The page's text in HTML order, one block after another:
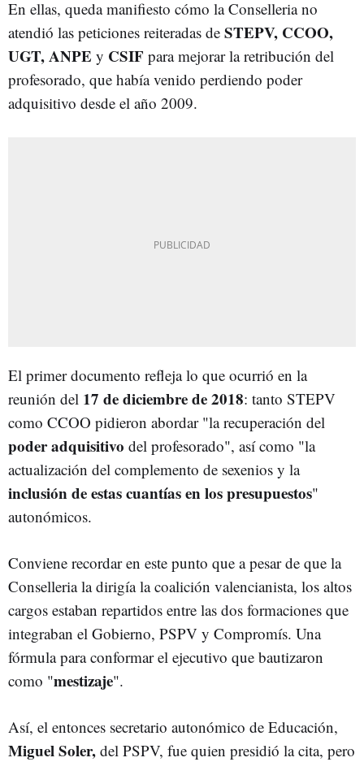
En ellas, queda manifiesto cómo la Conselleria no
atendió las peticiones reiteradas de STEPV, CCOO,
UGT, ANPE y CSIF para mejorar la retribución del
profesorado, que había venido perdiendo poder
adquisitivo desde el año 2009.
El primer documento refleja lo que ocurrió en la
reunión del 17 de diciembre de 2018: tanto STEPV
como CCOO pidieron abordar "la recuperación del
poder adquisitivo del profesorado", así como "la
actualización del complemento de sexenios y la
inclusión de estas cuantías en los presupuestos"
autonómicos.
Conviene recordar en este punto que a pesar de que la
Conselleria la dirigía la coalición valencianista, los altos
cargos estaban repartidos entre las dos formaciones que
integraban el Gobierno, PSPV y Compromís. Una
fórmula para conformar el ejecutivo que bautizaron
como "mestizaje".
Así, el entonces secretario autonómico de Educación,
Miguel Soler, del PSPV, fue quien presidió la cita, pero